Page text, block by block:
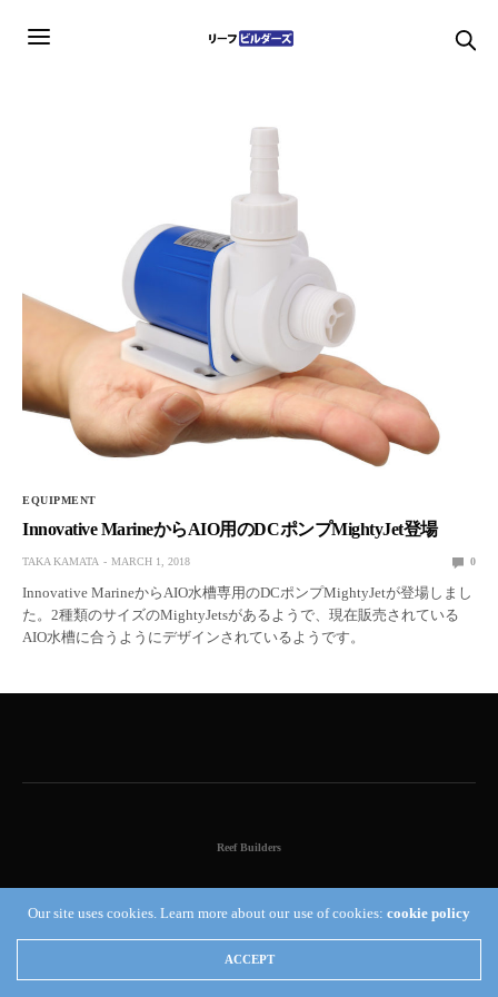
EQUIPMENT
Innovative MarineからAIO用のDCポンプMightyJet登場
TAKA KAMATA MARCH 1, 2018 0
Innovative MarineからAIO水槽専用のDCポンプMightyJetが登場しまし
た。2種類のサイズのMightyJetsがあるようで、現在販売されている
AIO水槽に合うようにデザインされているようです。
Reef Builders
Our site uses cookies. Learn more about our use of cookies: cookie policy
ACCEPT